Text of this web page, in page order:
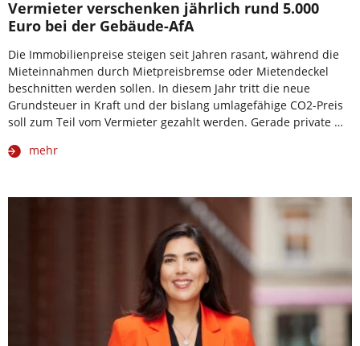
Vermieter verschenken jährlich rund 5.000
Euro bei der Gebäude-AfA
Die Immobilienpreise steigen seit Jahren rasant, während die
Mieteinnahmen durch Mietpreisbremse oder Mietendeckel
beschnitten werden sollen. In diesem Jahr tritt die neue
Grundsteuer in Kraft und der bislang umlagefähige CO2-Preis
soll zum Teil vom Vermieter gezahlt werden. Gerade private …
mehr